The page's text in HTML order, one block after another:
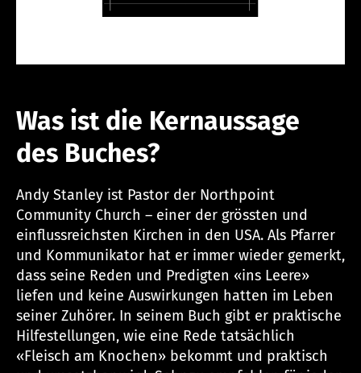
Was ist die Kernaussage
des Buches?
Andy Stanley ist Pastor der Northpoint
Community Church – einer der grössten und
einflussreichsten Kirchen in den USA. Als Pfarrer
und Kommunikator hat er immer wieder gemerkt,
dass seine Reden und Predigten «ins Leere»
liefen und keine Auswirkungen hatten im Leben
seiner Zuhörer. In seinem Buch gibt er praktische
Hilfestellungen, wie eine Rede tatsächlich
«Fleisch am Knochen» bekommt und praktisch